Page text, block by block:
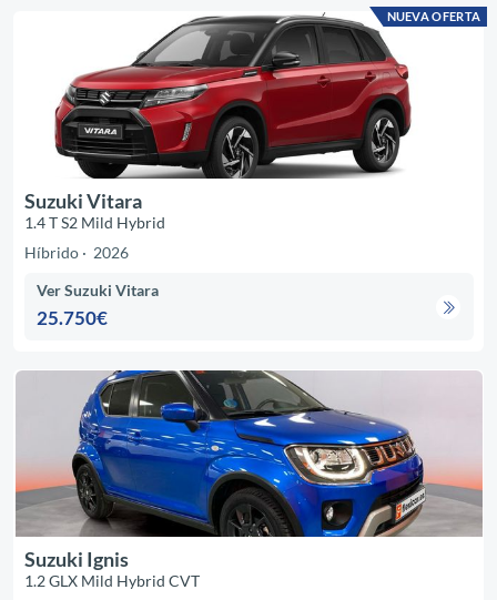
NUEVA OFERTA
Suzuki Vitara
1.4 T S2 Mild Hybrid
Híbrido
2026
Ver Suzuki Vitara
25.750€
Suzuki Ignis
1.2 GLX Mild Hybrid CVT